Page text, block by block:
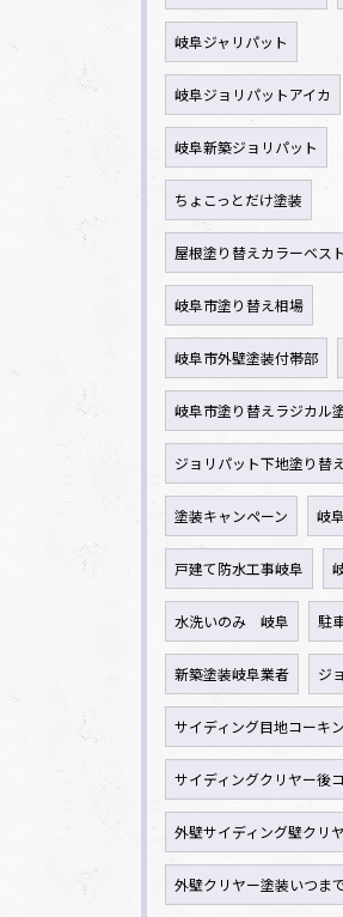
岐阜ジャリパット
岐阜ジョリパットアイカ
岐阜新築ジョリパット
ちょこっとだけ塗装
屋根塗り替えカラーベスト
岐阜市塗り替え相場
岐阜市外壁塗装付帯部
岐阜市塗り替えラジカル
ジョリパット下地塗り替
塗装キャンペーン 岐
戸建て防水工事岐阜
水洗いのみ 岐阜 駐
新築塗装岐阜業者 ジ
サイディング目地コーキ
サイディングクリヤー後
外壁サイディング壁クリ
外壁クリヤー塗装いつま